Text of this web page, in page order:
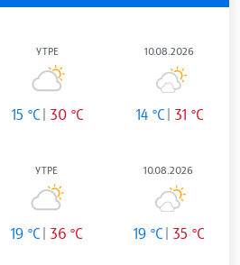
УТРЕ
15 °C 30 °C
10.08.2026
14 °C 31 °C
УТРЕ
19 °C 36 °C
10.08.2026
19 °C 35 °C